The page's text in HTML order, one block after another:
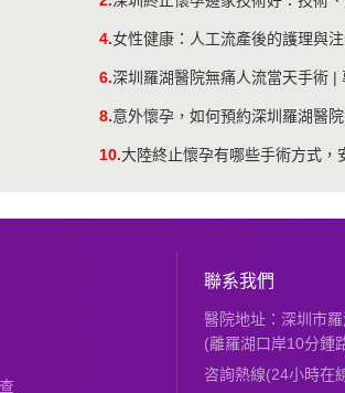
4.女性健康：人工流產後的護理與
6.深圳羅湖醫院無痛人流當天手術
8.意外懷孕，如何預約深圳羅湖醫
10.大陸終止懷孕有哪些手術方式，
聯系我們
醫院地址：深圳市
(離羅湖口岸10分鍾
咨詢熱線(24小時在